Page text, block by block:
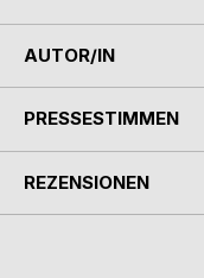
AUTOR/IN
PRESSESTIMMEN
REZENSIONEN